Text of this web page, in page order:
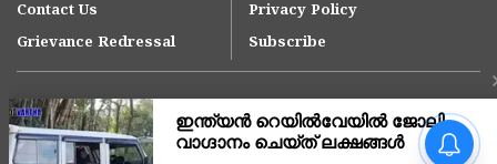
Contact Us
Privacy Policy
Grievance Redressal
Subscribe